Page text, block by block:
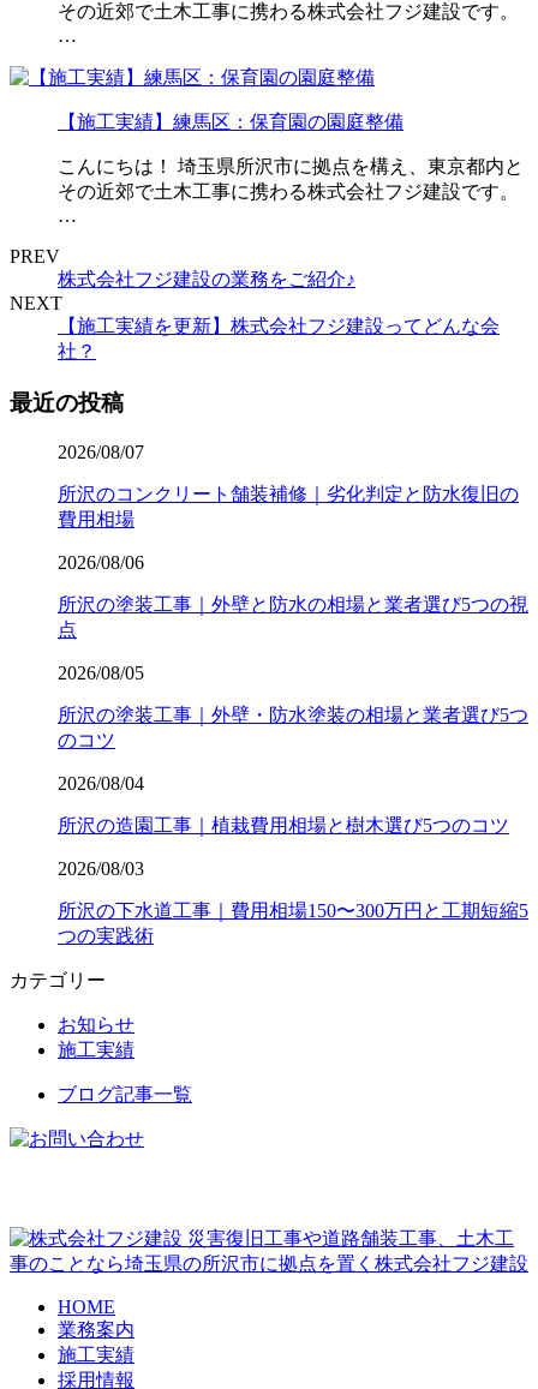
その近郊で土木工事に携わる株式会社フジ建設です。
…
【施工実績】練馬区：保育園の園庭整備
こんにちは！ 埼玉県所沢市に拠点を構え、東京都内と
その近郊で土木工事に携わる株式会社フジ建設です。
…
PREV
株式会社フジ建設の業務をご紹介♪
NEXT
【施工実績を更新】株式会社フジ建設ってどんな会
社？
最近の投稿
2026/08/07
所沢のコンクリート舗装補修｜劣化判定と防水復旧の
費用相場
2026/08/06
所沢の塗装工事｜外壁と防水の相場と業者選び5つの視
点
2026/08/05
所沢の塗装工事｜外壁・防水塗装の相場と業者選び5つ
のコツ
2026/08/04
所沢の造園工事｜植栽費用相場と樹木選び5つのコツ
2026/08/03
所沢の下水道工事｜費用相場150〜300万円と工期短縮5
つの実践術
カテゴリー
お知らせ
施工実績
ブログ記事一覧
災害復旧工事や道路舗装工事、土木工
事のことなら埼玉県の所沢市に拠点を置く株式会社フジ建設
HOME
業務案内
施工実績
採用情報